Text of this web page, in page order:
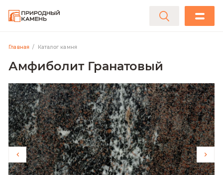
Главная Каталог камня
Амфиболит Гранатовый